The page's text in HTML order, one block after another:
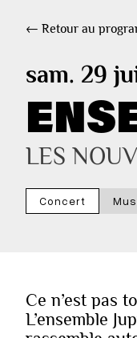
← Retour au
sam. 29
LES
Concert
Ce n’est pas
L’ensemble